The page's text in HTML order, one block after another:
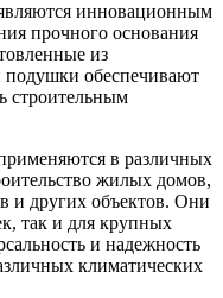
инновационным
прочного основания
из
подушки обеспечивают
строительным
в различных
жилых домов,
и других объектов. Они
так и для крупных
и надежность
климатических